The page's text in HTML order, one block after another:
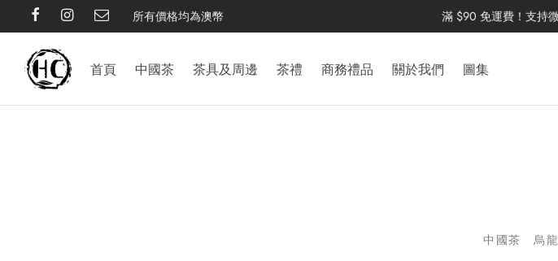
所有價格均為澳幣 滿 $90 免運費！支持
首頁 中國茶 茶具及周邊 茶禮 商務禮品 關於我們 圖集
中國茶 烏